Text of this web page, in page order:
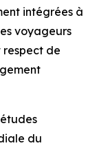
intégrées à
voyageurs
respect de
du